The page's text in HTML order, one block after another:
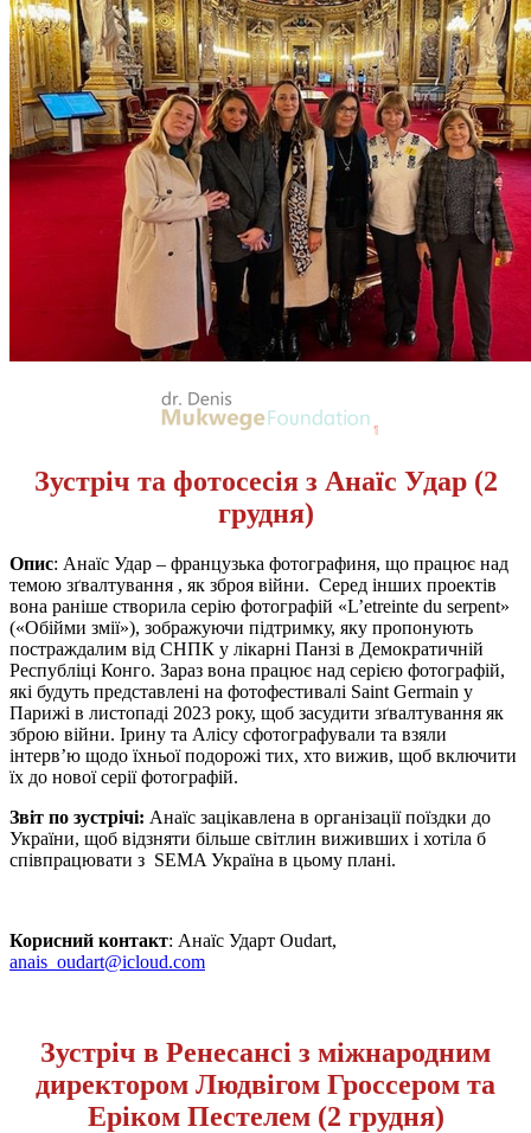
Зустріч та фотосесія з Анаїс Удар (2
грудня)
Опис: Анаїс Удар – французька фотографиня, що працює над
темою зґвалтування , як зброя війни. Серед інших проектів
вона раніше створила серію фотографій «L’etreinte du serpent»
(«Обійми змії»), зображуючи підтримку, яку пропонують
постраждалим від СНПК у лікарні Панзі в Демократичній
Республіці Конго. Зараз вона працює над серією фотографій,
які будуть представлені на фотофестивалі Saint Germain у
Парижі в листопаді 2023 року, щоб засудити зґвалтування як
зброю війни. Ірину та Алісу сфотографували та взяли
інтерв’ю щодо їхньої подорожі тих, хто вижив, щоб включити
їх до нової серії фотографій.
Звіт по зустрічі: Анаїс зацікавлена в організації поїздки до
України, щоб відзняти більше світлин виживших і хотіла б
співпрацювати з SEMA Україна в цьому плані.
Корисний контакт: Анаїс Ударт Oudart,
anais_oudart@icloud.com
Зустріч в Ренесансі з міжнародним
директором Людвігом Гроссером та
Еріком Пестелем (2 грудня)